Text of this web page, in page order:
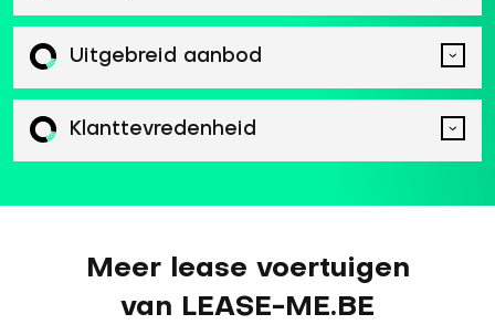
Uitgebreid aanbod
Klanttevredenheid
Meer lease voertuigen
van LEASE-ME.BE